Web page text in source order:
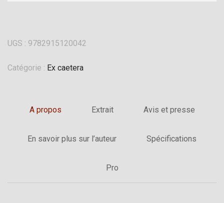
UGS : 9782915120042
Catégorie : Ex caetera
A propos Extrait Avis et presse
En savoir plus sur l’auteur Spécifications
Pro